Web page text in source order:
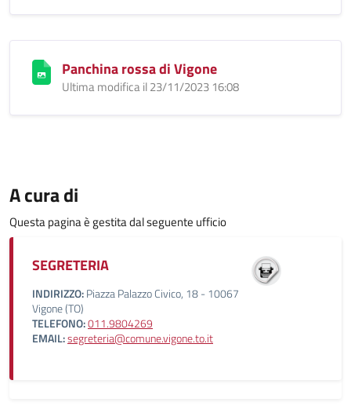
Panchina rossa di Vigone
Ultima modifica il 23/11/2023 16:08
A cura di
Questa pagina è gestita dal seguente ufficio
SEGRETERIA
INDIRIZZO:Piazza Palazzo Civico, 18 - 10067
Vigone (TO)
TELEFONO:011.9804269
EMAIL:segreteria@comune.vigone.to.it